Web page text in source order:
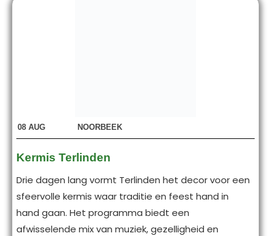
08 AUG NOORBEEK
Kermis Terlinden
Drie dagen lang vormt Terlinden het decor voor een
sfeervolle kermis waar traditie en feest hand in
hand gaan. Het programma biedt een
afwisselende mix van muziek, gezelligheid en